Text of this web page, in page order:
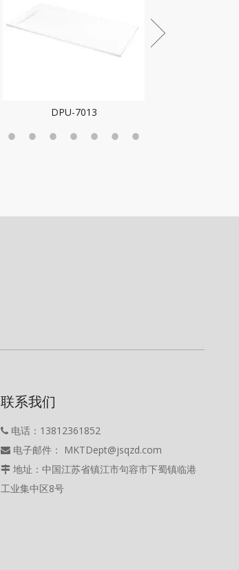
DPU-7013
联系我们
电话：13812361852
电子邮件： MKTDept@jsqzd.com
地址：中国江苏省镇江市句容市下蜀镇临港
工业集中区8号